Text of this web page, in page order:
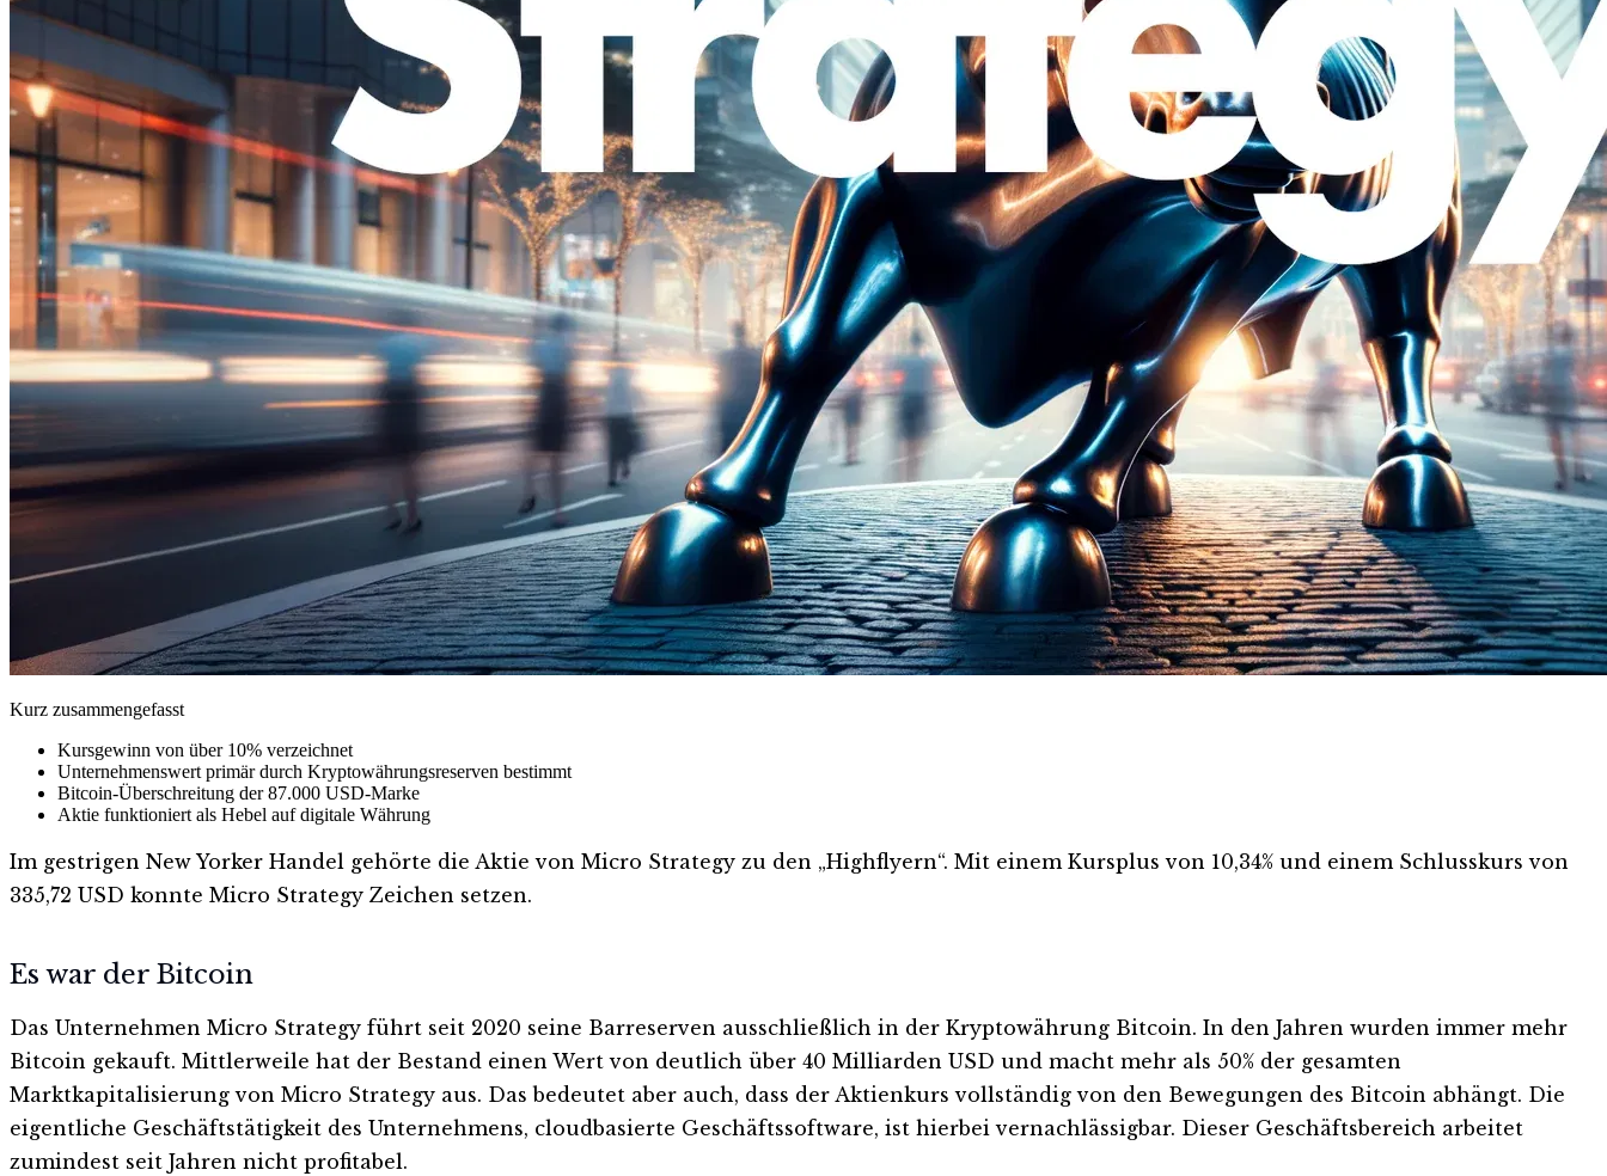
Kurz zusammengefasst
Kursgewinn von über 10% verzeichnet
Unternehmenswert primär durch Kryptowährungsreserven bestimmt
Bitcoin-Überschreitung der 87.000 USD-Marke
Aktie funktioniert als Hebel auf digitale Währung
Im gestrigen New Yorker Handel gehörte die Aktie von Micro Strategy zu den „Highflyern“. Mit einem Kursplus von 10,34% und einem Schlusskurs von
335,72 USD konnte Micro Strategy Zeichen setzen.
Es war der Bitcoin
Das Unternehmen Micro Strategy führt seit 2020 seine Barreserven ausschließlich in der Kryptowährung Bitcoin. In den Jahren wurden immer mehr
Bitcoin gekauft. Mittlerweile hat der Bestand einen Wert von deutlich über 40 Milliarden USD und macht mehr als 50% der gesamten
Marktkapitalisierung von Micro Strategy aus. Das bedeutet aber auch, dass der Aktienkurs vollständig von den Bewegungen des Bitcoin abhängt. Die
eigentliche Geschäftstätigkeit des Unternehmens, cloudbasierte Geschäftssoftware, ist hierbei vernachlässigbar. Dieser Geschäftsbereich arbeitet
zumindest seit Jahren nicht profitabel.